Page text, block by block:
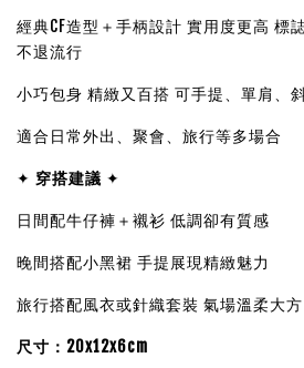
經典CF造型＋手柄設計 實用度更高 標
不退流行
小巧包身 精緻又百搭 可手提、單肩、
適合日常外出、聚會、旅行等多場合
✦ 穿搭建議 ✦
日間配牛仔褲＋襯衫 低調卻有質感
晚間搭配小黑裙 手提展現精緻魅力
旅行搭配風衣或針織套裝 氣場溫柔大方
尺寸：20x12x6cm